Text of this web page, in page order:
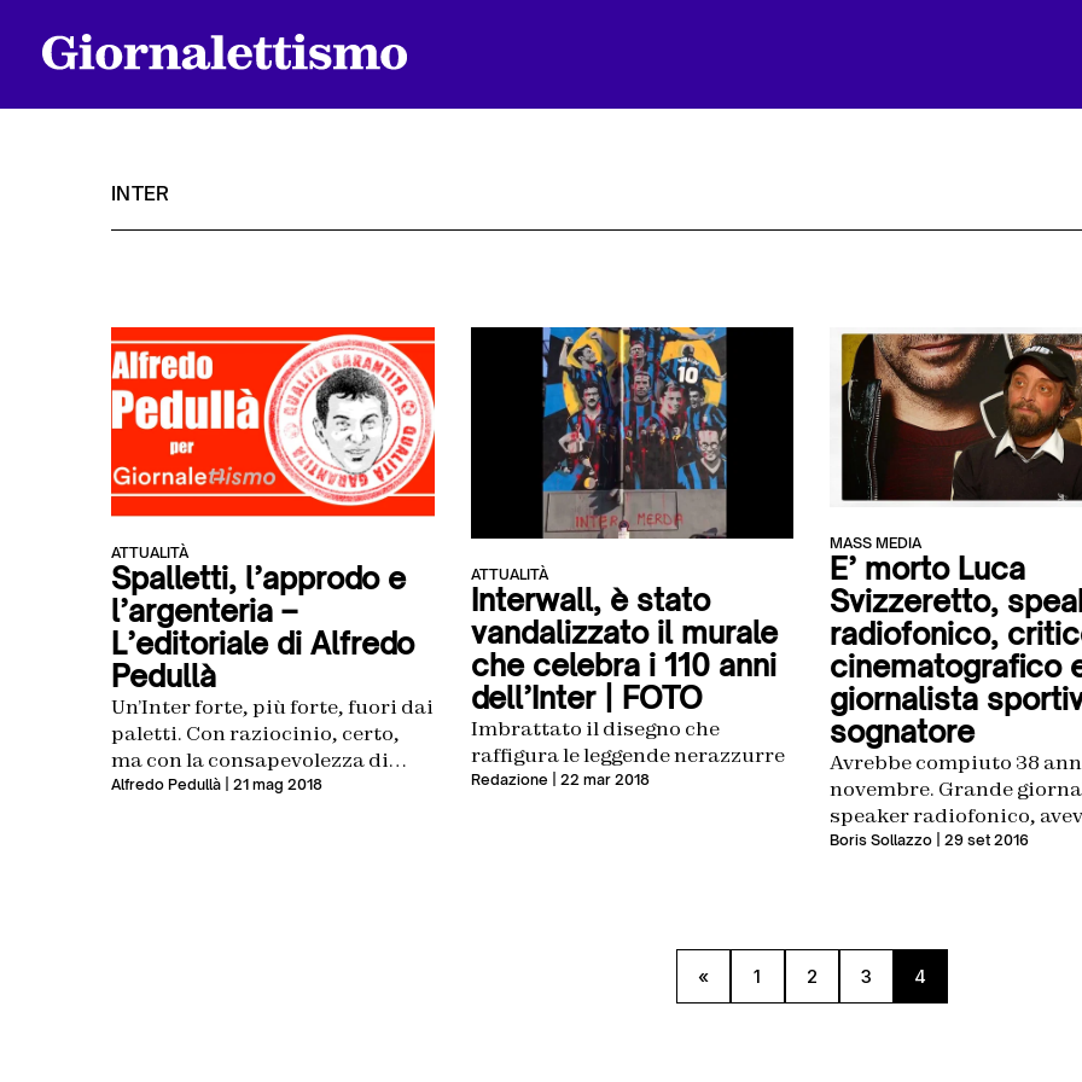
Chi siamo
Contatti
INTER
ATTUALITÀ
Spalletti, l’approdo e
l’argenteria –
L’editoriale di Alfredo
Pedullà
Un’Inter forte, più forte, fuori dai
paletti. Con raziocinio, certo,
ma con la consapevolezza di
dover cercare un altro salto di
Alfredo Pedullà | 21 mag 2018
ATTUALITÀ
Interwall, è stato
vandalizzato il murale
che celebra i 110 anni
dell’Inter | FOTO
Imbrattato il disegno che
raffigura le leggende nerazzurre
Redazione | 22 mar 2018
MASS MEDIA
E’ morto Luca
Svizzeretto,
radiofonico,
cinematografico
giornalista
sognatore
Avrebbe compiuto 38
novembre. Grande
speaker radiofonico,
cosiddetta “passionaccia”.
Boris Sollazzo | 29 set 2016
« 1 2 3 4